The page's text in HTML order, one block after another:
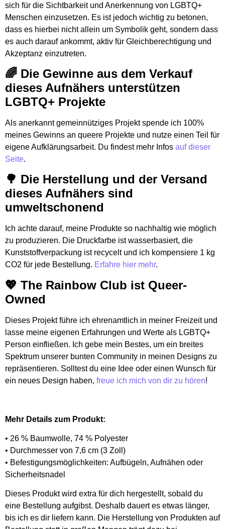
sich für die Sichtbarkeit und Anerkennung von LGBTQ+
Menschen einzusetzen. Es ist jedoch wichtig zu betonen,
dass es hierbei nicht allein um Symbolik geht, sondern dass
es auch darauf ankommt, aktiv für Gleichberechtigung und
Akzeptanz einzutreten.
🌈 Die Gewinne aus dem Verkauf
dieses Aufnähers unterstützen
LGBTQ+ Projekte
Als anerkannt gemeinnütziges Projekt spende ich 100%
meines Gewinns an queere Projekte und nutze einen Teil für
eigene Aufklärungsarbeit. Du findest mehr Infos auf dieser
Seite.
🌳 Die Herstellung und der Versand
dieses Aufnähers sind
umweltschonend
Ich achte darauf, meine Produkte so nachhaltig wie möglich
zu produzieren. Die Druckfarbe ist wasserbasiert, die
Kunststoffverpackung ist recycelt und ich kompensiere 1 kg
CO2 für jede Bestellung. Erfahre hier mehr.
💖 The Rainbow Club ist Queer-
Owned
Dieses Projekt führe ich ehrenamtlich in meiner Freizeit und
lasse meine eigenen Erfahrungen und Werte als LGBTQ+
Person einfließen. Ich gebe mein Bestes, um ein breites
Spektrum unserer bunten Community in meinen Designs zu
repräsentieren. Solltest du eine Idee oder einen Wunsch für
ein neues Design haben, freue ich mich von dir zu hören!
Mehr Details zum Produkt:
• 26 % Baumwolle, 74 % Polyester
• Durchmesser von 7,6 cm (3 Zoll)
• Befestigungsmöglichkeiten: Aufbügeln, Aufnähen oder
Sicherheitsnadel
Dieses Produkt wird extra für dich hergestellt, sobald du
eine Bestellung aufgibst. Deshalb dauert es etwas länger,
bis ich es dir liefern kann. Die Herstellung von Produkten auf